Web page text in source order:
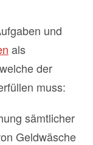
und
als
der
muss:
sämtlicher
Geldwäsche